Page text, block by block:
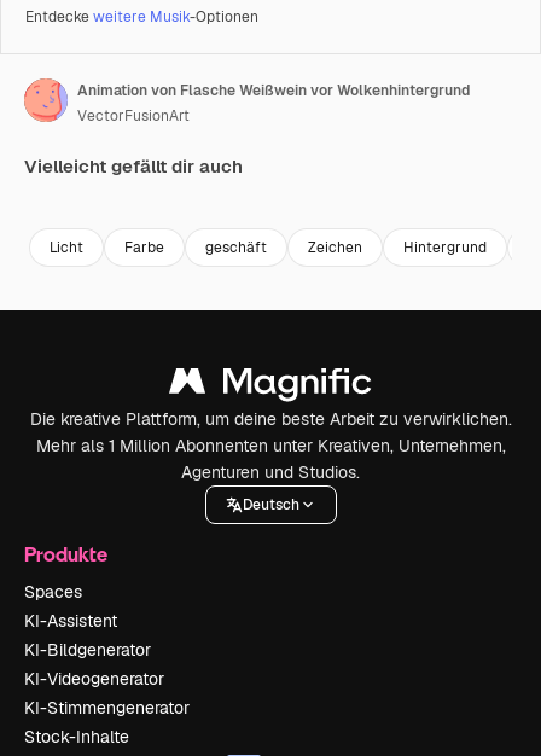
Entdeckeweitere Musik-Optionen
Animation von Flasche Weißwein vor Wolkenhintergrund
VectorFusionArt
Vielleicht gefällt dir auch
Licht Farbe geschäft Zeichen Hintergrund
Die kreative Plattform, um deine beste Arbeit zu verwirklichen.
Mehr als 1 Million Abonnenten unter Kreativen, Unternehmen,
Agenturen und Studios.
Deutsch
Produkte
Spaces
KI-Assistent
KI-Bildgenerator
KI-Videogenerator
KI-Stimmengenerator
Stock-Inhalte